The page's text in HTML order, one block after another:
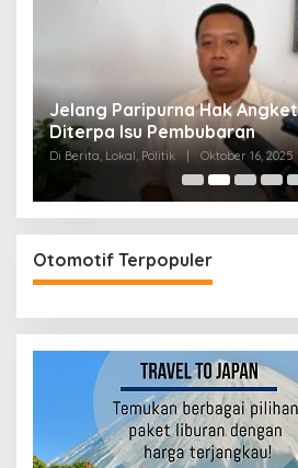
Jelang Paripurna Hak
Diterpa Isu Pembubaran
Di Berita, Lokal, Politik Oktober 16, 2025
Otomotif Terpopuler